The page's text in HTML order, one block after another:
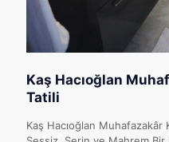
Kaş Hacıoğlan
Tatili
Kaş Hacıoğlan Muhafazakâr